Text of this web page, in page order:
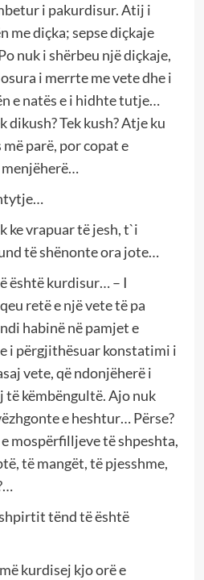
i pakurdisur. Atij i
me diçka; sepse diçkaje
nuk i shërbeu një diçkaje,
i merrte me vete dhe i
e natës e i hidhte tutje…
dikush? Tek kush? Atje ku
parë, por copat e
ke vrapuar të jesh, t`i
të shënonte ora jote…
është kurdisur… – I
retë e një vete të pa
habinë në pamjet e
i përgjithësuar konstatimi i
vete, që ndonjëherë i
këmbëngultë. Ajo nuk
e heshtur… Përse?
mospërfilljeve të shpeshta,
të mangët, të pjesshme,
tënd të është
kurdisej kjo orë e